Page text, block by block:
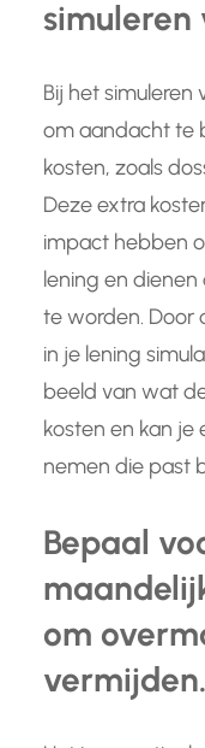
simuleren
Bij het simuleren
om aandacht te
kosten, zoals
Deze extra
impact hebben
lening en
te worden. Door
in je lening
beeld van wat
kosten en kan
nemen die past
Bepaal
om
vermijden.